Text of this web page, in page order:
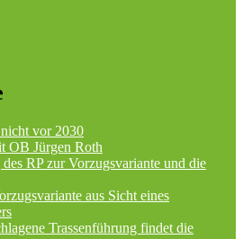
vor 2030
OB Jürgen Roth
RP zur Vorzugsvariante und die
aus Sicht eines
Trassenführung findet die